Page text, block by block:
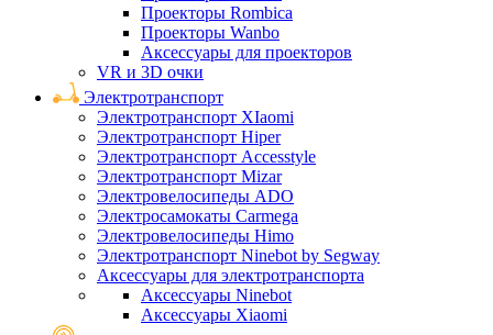
Проекторы Rombica
Проекторы Wanbo
Аксессуары для проекторов
VR и 3D очки
Электротранспорт
Электротранспорт XIaomi
Электротранспорт Hiper
Электротранспорт Accesstyle
Электротранспорт Mizar
Электровелосипеды ADO
Электросамокаты Carmega
Электровелосипеды Himo
Электротранспорт Ninebot by Segway
Аксессуары для электротранспорта
Аксессуары Ninebot
Аксессуары Xiaomi